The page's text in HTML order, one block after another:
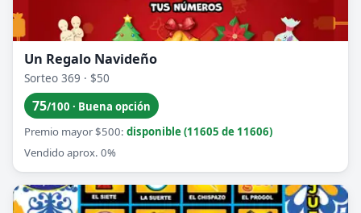
Un Regalo Navideño
Sorteo 369 · $50
75/100 · Buena opción
Premio mayor $500: disponible (11605 de 11606)
Vendido aprox. 0%